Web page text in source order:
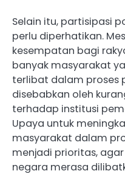
Selain itu, partisipasi
perlu diperhatikan.
kesempatan bagi
banyak masyarakat
terlibat dalam proses
disebabkan oleh
terhadap institusi
Upaya untuk
masyarakat dalam
menjadi prioritas,
negara merasa